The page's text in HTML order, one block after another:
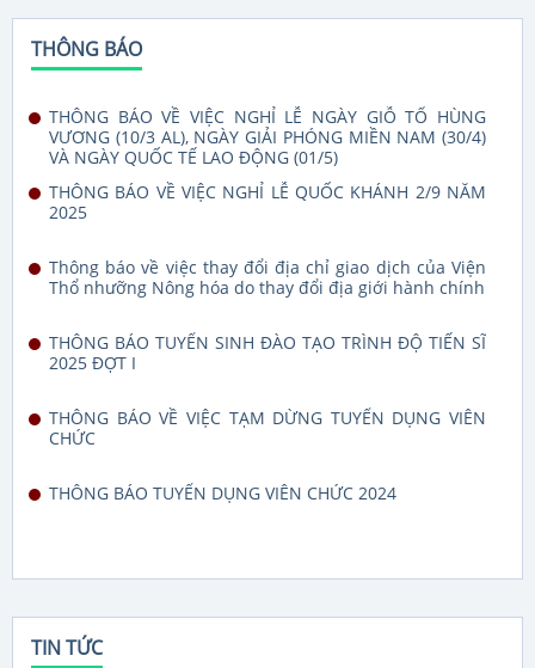
THÔNG BÁO
THÔNG BÁO VỀ VIỆC NGHỈ LỄ NGÀY GIỖ TỔ HÙNG
VƯƠNG (10/3 AL), NGÀY GIẢI PHÓNG MIỀN NAM (30/4)
VÀ NGÀY QUỐC TẾ LAO ĐỘNG (01/5)
THÔNG BÁO VỀ VIỆC NGHỈ LỄ QUỐC KHÁNH 2/9 NĂM
2025
Thông báo về việc thay đổi địa chỉ giao dịch của Viện
Thổ nhưỡng Nông hóa do thay đổi địa giới hành chính
THÔNG BÁO TUYỂN SINH ĐÀO TẠO TRÌNH ĐỘ TIẾN SĨ
2025 ĐỢT I
THÔNG BÁO VỀ VIỆC TẠM DỪNG TUYỂN DỤNG VIÊN
CHỨC
THÔNG BÁO TUYỂN DỤNG VIÊN CHỨC 2024
TIN TỨC